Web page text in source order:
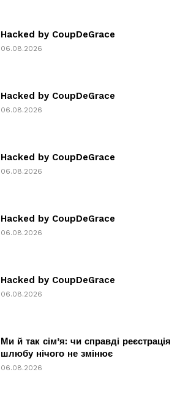
Hacked by CoupDeGrace
06.08.2026
Hacked by CoupDeGrace
06.08.2026
Hacked by CoupDeGrace
06.08.2026
Hacked by CoupDeGrace
06.08.2026
Hacked by CoupDeGrace
06.08.2026
Ми й так сім’я: чи справді реєстрація
шлюбу нічого не змінює
06.08.2026